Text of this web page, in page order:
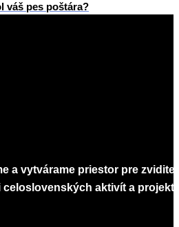
váš pes poštára?
a vytvárame priestor pre
aktivít a